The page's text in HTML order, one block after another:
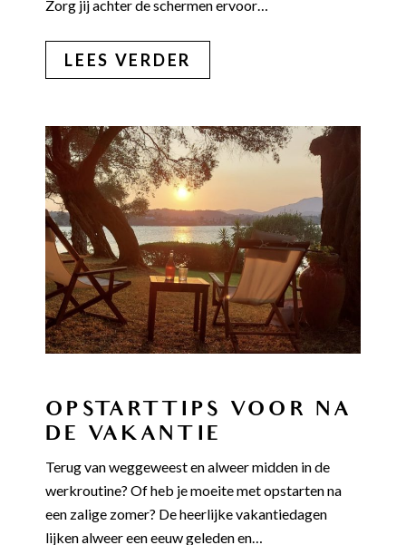
Zorg jij achter de schermen ervoor…
LEES VERDER
OPSTARTTIPS VOOR NA
DE VAKANTIE
Terug van weggeweest en alweer midden in de
werkroutine? Of heb je moeite met opstarten na
een zalige zomer? De heerlijke vakantiedagen
lijken alweer een eeuw geleden en…